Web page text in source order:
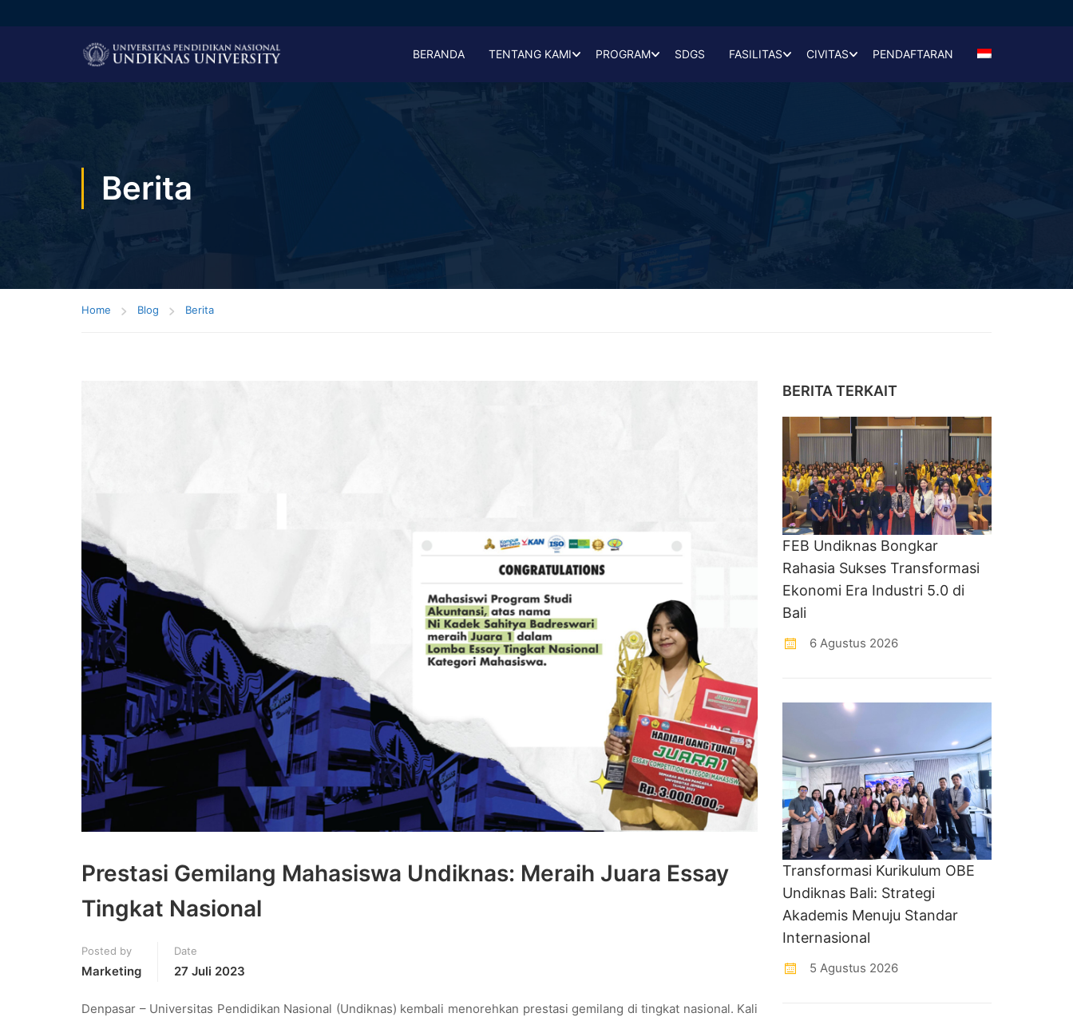
BERANDA TENTANG KAMI PROGRAM SDGS FASILITAS CIVITAS PENDAFTARAN
Berita
Home Blog Berita
Prestasi Gemilang Mahasiswa Undiknas: Meraih Juara Essay
Tingkat Nasional
Posted by
Marketing
Date
27 Juli 2023
Denpasar – Universitas Pendidikan Nasional (Undiknas) kembali menorehkan prestasi gemilang di tingkat nasional. Kali
BERITA TERKAIT
FEB Undiknas Bongkar
Rahasia Sukses Transformasi
Ekonomi Era Industri 5.0 di
Bali
6 Agustus 2026
Transformasi Kurikulum OBE
Undiknas Bali: Strategi
Akademis Menuju Standar
Internasional
5 Agustus 2026